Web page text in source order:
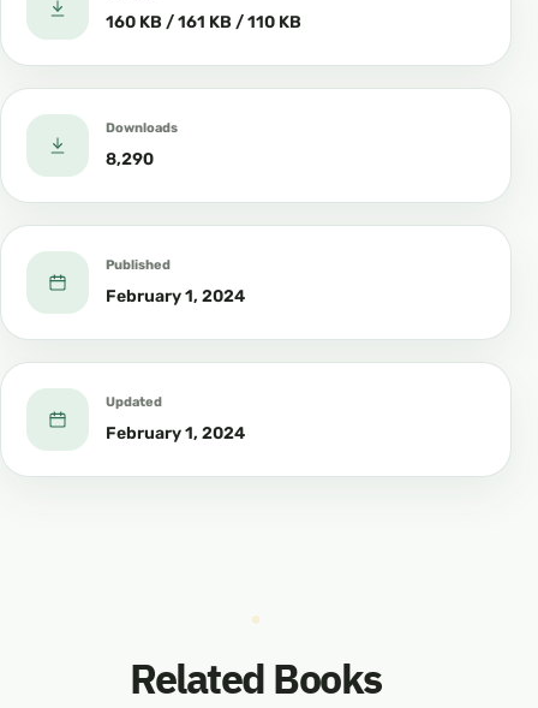
160 KB / 161 KB / 110 KB
Downloads
8,290
Published
February 1, 2024
Updated
February 1, 2024
Related Books